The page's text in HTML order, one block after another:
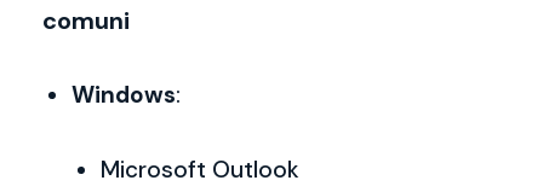
comuni
Windows:
Microsoft Outlook